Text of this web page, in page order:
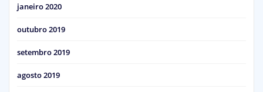
janeiro 2020
outubro 2019
setembro 2019
agosto 2019